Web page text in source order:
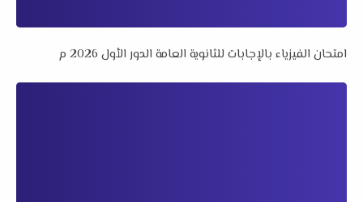
امتحان الفيزياء بالإجابات للثانوية العامة الدور الأول 2026 م